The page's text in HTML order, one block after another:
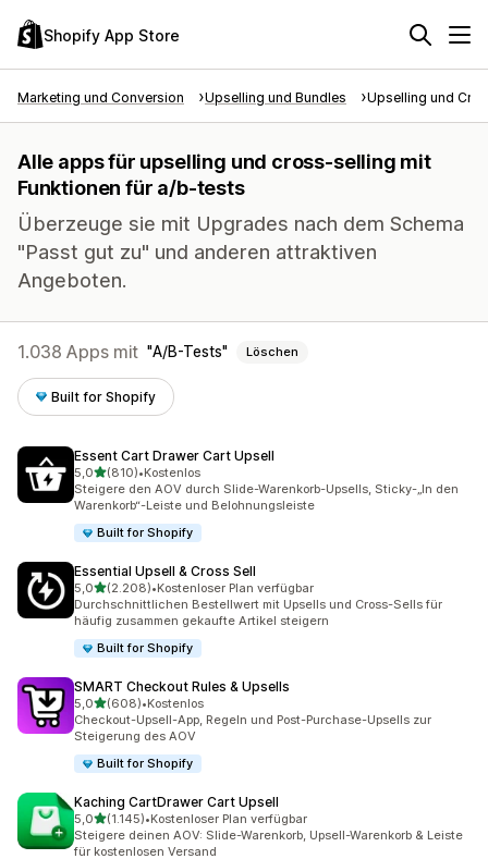
Shopify App Store
Marketing und Conversion Upselling und Bundles Upselling und
Alle apps für upselling und cross-selling mit
Funktionen für a/b-tests
Überzeuge sie mit Upgrades nach dem Schema
"Passt gut zu" und anderen attraktiven
Angeboten.
1.038 Apps mit A/B-Tests Löschen
Built for Shopify
Essent Cart Drawer Cart Upsell
5,0von 5 Sternen
(810)
810 Rezensionen insgesamt
•Kostenlos
Steigere den AOV durch Slide-Warenkorb-Upsells, Sticky-„In den
Warenkorb“-Leiste und Belohnungsleiste
Built for Shopify
Essential Upsell & Cross Sell
5,0von 5 Sternen
(2.208)
2208 Rezensionen insgesamt
•Kostenloser Plan verfügbar
Durchschnittlichen Bestellwert mit Upsells und Cross-Sells für
häufig zusammen gekaufte Artikel steigern
Built for Shopify
SMART Checkout Rules & Upsells
5,0von 5 Sternen
(608)
608 Rezensionen insgesamt
•Kostenlos
Checkout-Upsell-App, Regeln und Post-Purchase-Upsells zur
Steigerung des AOV
Built for Shopify
Kaching CartDrawer Cart Upsell
5,0von 5 Sternen
(1.145)
1145 Rezensionen insgesamt
•Kostenloser Plan verfügbar
Steigere deinen AOV: Slide-Warenkorb, Upsell-Warenkorb & Leiste
für kostenlosen Versand